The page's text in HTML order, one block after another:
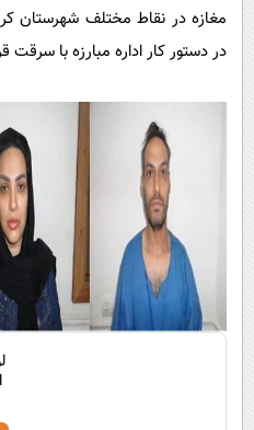
محیط
سلامت
حیات
داستان
مغازه در نقاط مختلف شهرستان
در دستور کار اداره مبارزه با سرقت